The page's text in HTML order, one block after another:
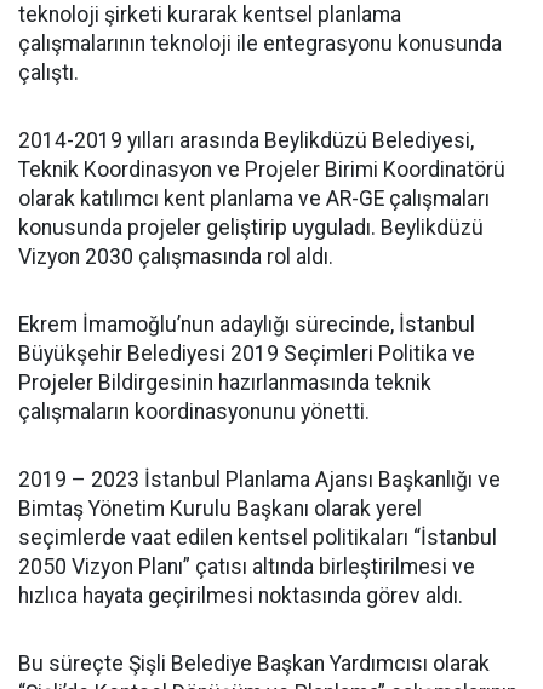
teknoloji şirketi kurarak kentsel planlama
çalışmalarının teknoloji ile entegrasyonu konusunda
çalıştı.
2014-2019 yılları arasında Beylikdüzü Belediyesi,
Teknik Koordinasyon ve Projeler Birimi Koordinatörü
olarak katılımcı kent planlama ve AR-GE çalışmaları
konusunda projeler geliştirip uyguladı. Beylikdüzü
Vizyon 2030 çalışmasında rol aldı.
Ekrem İmamoğlu’nun adaylığı sürecinde, İstanbul
Büyükşehir Belediyesi 2019 Seçimleri Politika ve
Projeler Bildirgesinin hazırlanmasında teknik
çalışmaların koordinasyonunu yönetti.
2019 – 2023 İstanbul Planlama Ajansı Başkanlığı ve
Bimtaş Yönetim Kurulu Başkanı olarak yerel
seçimlerde vaat edilen kentsel politikaları “İstanbul
2050 Vizyon Planı” çatısı altında birleştirilmesi ve
hızlıca hayata geçirilmesi noktasında görev aldı.
Bu süreçte Şişli Belediye Başkan Yardımcısı olarak